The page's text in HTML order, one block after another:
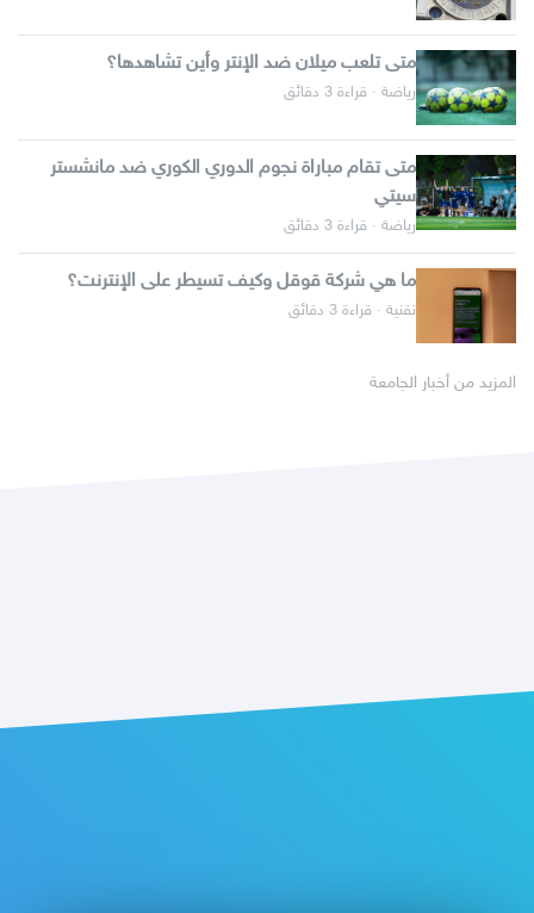
متى تلعب ميلان ضد الإنتر وأين تشاهدها؟
رياضة · قراءة 3 دقائق
متى تقام مباراة نجوم الدوري الكوري ضد مانشستر
سيتي
رياضة · قراءة 3 دقائق
ما هي شركة قوقل وكيف تسيطر على الإنترنت؟
تقنية · قراءة 3 دقائق
المزيد من أخبار الجامعة